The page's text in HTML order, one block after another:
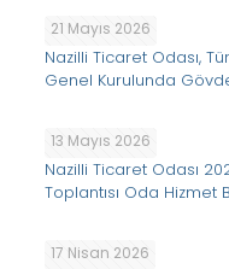
21 Mayıs 2026
Nazilli Ticaret Odası,
Genel Kurulunda
13 Mayıs 2026
Nazilli Ticaret Odası
Toplantısı Oda
17 Nisan 2026